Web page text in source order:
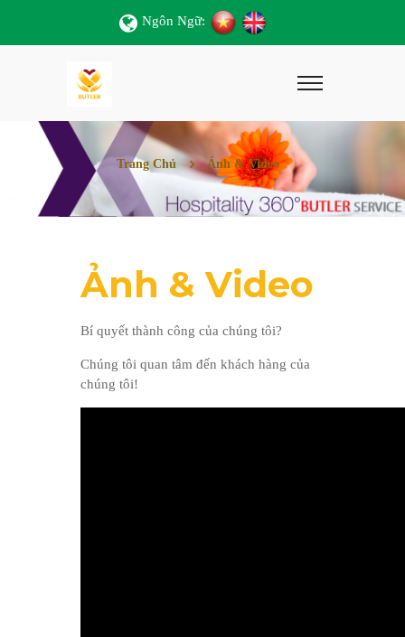
Ngôn Ngữ:
Trang Chủ Ảnh & Video
Ảnh & Video
Bí quyết thành công của chúng tôi?
Chúng tôi quan tâm đến khách hàng của
chúng tôi!